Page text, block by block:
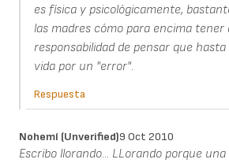
es física y psicológicamente,
las madres cómo para encima
responsabilidad de pensar que
vida por un "error".
Respuesta
Nohemí (unverified)9 Oct 2010
Escribo llorando... LLorando porque